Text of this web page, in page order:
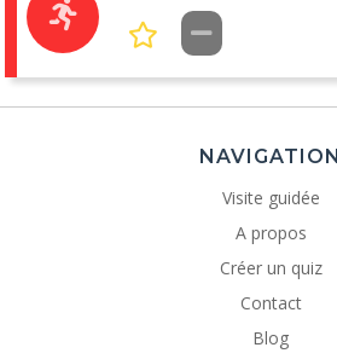
NAVIGATION
Visite guidée
A propos
Créer un quiz
Contact
Blog